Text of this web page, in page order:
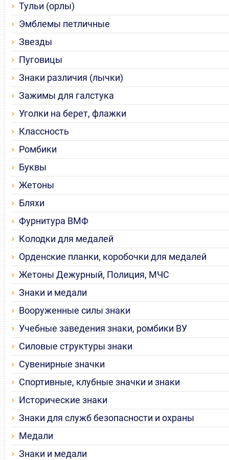
Тульи (орлы)
Эмблемы петличные
Звезды
Пуговицы
Знаки различия (лычки)
Зажимы для галстука
Уголки на берет, флажки
Классность
Ромбики
Буквы
Жетоны
Бляхи
Фурнитура ВМФ
Колодки для медалей
Орденские планки, коробочки для медалей
Жетоны Дежурный, Полиция, МЧС
Знаки и медали
Вооруженные силы знаки
Учебные заведения знаки, ромбики ВУ
Силовые структуры знаки
Сувенирные значки
Спортивные, клубные значки и знаки
Исторические знаки
Знаки для служб безопасности и охраны
Медали
Знаки и медали